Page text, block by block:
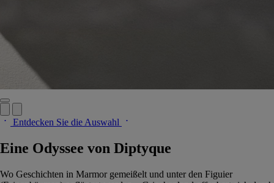
Entdecken Sie die Auswahl
Eine Odyssee von Diptyque
Wo Geschichten in Marmor gemeißelt und unter den Figuier